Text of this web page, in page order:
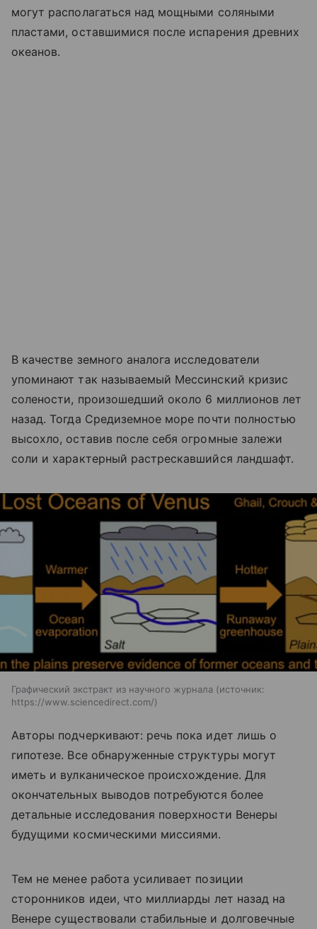
могут располагаться над мощными соляными
пластами, оставшимися после испарения древних
океанов.
В качестве земного аналога исследователи
упоминают так называемый Мессинский кризис
солености, произошедший около 6 миллионов лет
назад. Тогда Средиземное море почти полностью
высохло, оставив после себя огромные залежи
соли и характерный растрескавшийся ландшафт.
Графический экстракт из научного журнала
источник:
https://www.sciencedirect.com/
Авторы подчеркивают: речь пока идет лишь о
гипотезе. Все обнаруженные структуры могут
иметь и вулканическое происхождение. Для
окончательных выводов потребуются более
детальные исследования поверхности Венеры
будущими космическими миссиями.
Тем не менее работа усиливает позиции
сторонников идеи, что миллиарды лет назад на
Венере существовали стабильные и долговечные